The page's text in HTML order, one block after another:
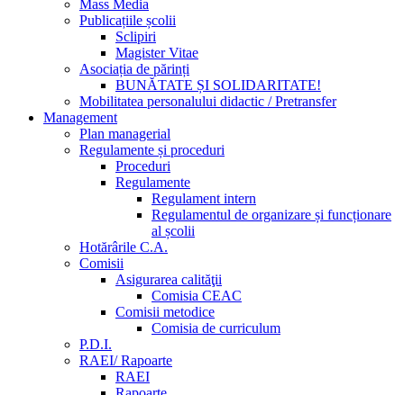
Mass Media
Publicațiile școlii
Sclipiri
Magister Vitae
Asociația de părinți
BUNĂTATE ȘI SOLIDARITATE!
Mobilitatea personalului didactic / Pretransfer
Management
Plan managerial
Regulamente și proceduri
Proceduri
Regulamente
Regulament intern
Regulamentul de organizare și funcționare
al școlii
Hotărârile C.A.
Comisii
Asigurarea calităţii
Comisia CEAC
Comisii metodice
Comisia de curriculum
P.D.I.
RAEI/ Rapoarte
RAEI